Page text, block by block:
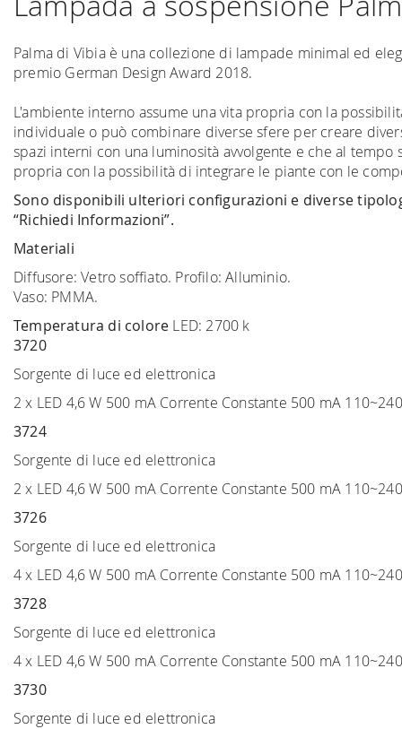
Palma di Vibia è una collezione di lampade minimal ed
premio German Design Award 2018.
L'ambiente interno assume una vita propria con la
individuale o può combinare diverse sfere per creare
spazi interni con una luminosità avvolgente e che al
propria con la possibilità di integrare le piante con le
Sono disponibili ulteriori configurazioni e diverse
“Richiedi Informazioni”.
Materiali
Diffusore: Vetro soffiato. Profilo: Alluminio.
Vaso: PMMA.
Temperatura di colore LED: 2700 k
3720
Sorgente di luce ed elettronica
2 x LED 4,6 W 500 mA Corrente Constante 500 mA
3724
Sorgente di luce ed elettronica
2 x LED 4,6 W 500 mA Corrente Constante 500 mA
3726
Sorgente di luce ed elettronica
4 x LED 4,6 W 500 mA Corrente Constante 500 mA
3728
Sorgente di luce ed elettronica
4 x LED 4,6 W 500 mA Corrente Constante 500 mA
3730
Sorgente di luce ed elettronica